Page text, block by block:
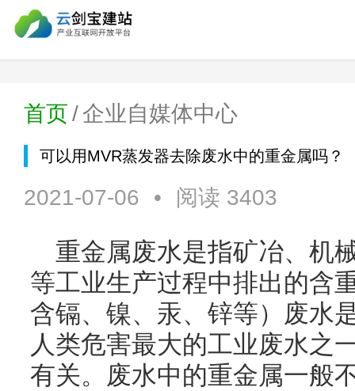
首页/企业自媒体中心
可以用MVR蒸发器去除废水中的重金属吗？
2021-07-06 • 阅读 3403
重金属废水是指矿冶、机
等工业生产过程中排出的含
含镉、镍、汞、锌等）废水
人类危害最大的工业废水之
有关。废水中的重金属一般